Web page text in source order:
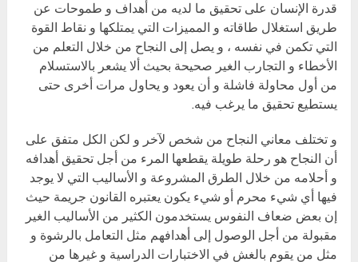
قدرة الإنسان على تحقيق ما لديه من أهداف و طموحات عن
طريق استغلال طاقاته و المميزات التي يمتلكها و نقاط القوة
التي تكمن في نفسه ، و يصل إلى النجاح من خلال التعلم من
الأخطاء و التجارب الغير صحيحة بحيث ألا يشعر بالاستسلام
من أول محاولة فاشلة و أن يعود و يحاول مرات أخرى حتى
يستطيع تحقيق ما يرغب فيه.
و تختلف معاني النجاح من شخص لآخر و لكن الكل متفق على
أن النجاح هو رحلة طويلة يقطعها المرء من أجل تحقيق أهدافه
و أحلامه من خلال الطرق المشروعة و الأساليب التي لا يوجد
فيها أي شيء محرم أو شيء يكون يعتبره القانون جريمة حيث
إن بعض ضعاف النفوس يستخدمون الكثير من الأساليب الغير
مقبولة من أجل الوصول إلى أهدافهم مثل التعامل بالرشوة و
مثل من يقوم بالغش في الاختبارات الدراسية و غيرها من